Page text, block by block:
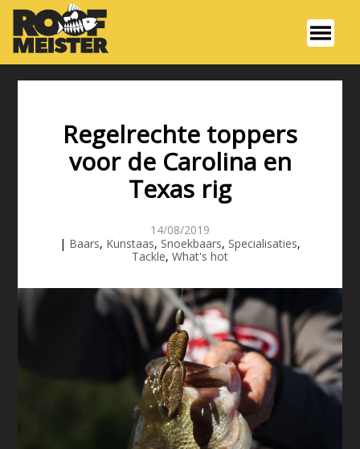
Regelrechte toppers
voor de Carolina en
Texas rig
14/08/2019
| Baars, Kunstaas, Snoekbaars, Specialisaties,
Tackle, What's hot